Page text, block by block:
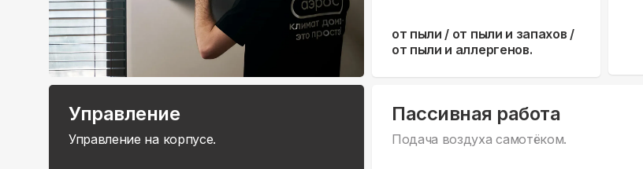
от пыли / от пыли и запахов /
от пыли и аллергенов.
Управление
Управление на корпусе.
Пассивная работа
Подача воздуха самотёком.